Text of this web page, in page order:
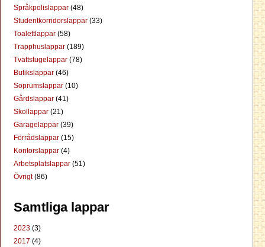
Språkpolislappar (48)
Studentkorridorslappar (33)
Toalettlappar (58)
Trapphuslappar (189)
Tvättstugelappar (78)
Butikslappar (46)
Soprumslappar (10)
Gårdslappar (41)
Skollappar (21)
Garagelappar (39)
Förrådslappar (15)
Kontorslappar (4)
Arbetsplatslappar (51)
Övrigt(86)
Samtliga lappar
2023 (3)
2017 (4)